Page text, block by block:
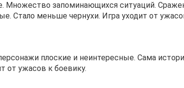
Множество запоминающихся ситуаций.
Стало меньше чернухи. Игра уходит от
плоские и неинтересные. Сама
от ужасов к боевику.